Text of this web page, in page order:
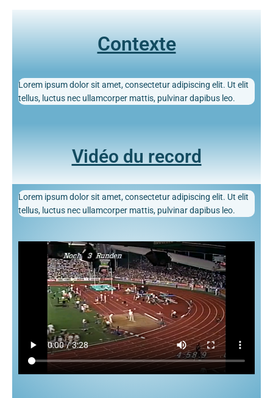
Contexte
Lorem ipsum dolor sit amet, consectetur adipiscing elit. Ut elit
tellus, luctus nec ullamcorper mattis, pulvinar dapibus leo.
Vidéo du record
Lorem ipsum dolor sit amet, consectetur adipiscing elit. Ut elit
tellus, luctus nec ullamcorper mattis, pulvinar dapibus leo.